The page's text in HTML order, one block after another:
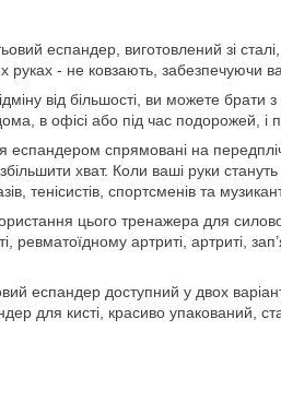
еспандер, виготовлений зі
руках - не ковзають, забезпечуючи
від більшості, ви можете
в офісі або під час подорожей, і
еспандером спрямовані на
хват. Коли ваші руки
тенісистів, спортсменів та
цього тренажера для
ревматоїдному артриті, артриті,
еспандер доступний у двох
для кисті, красиво упакований,